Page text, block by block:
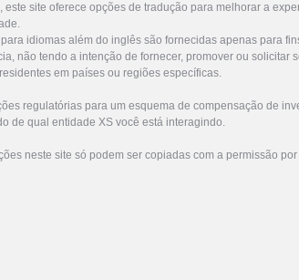
este site oferece opções de tradução para melhorar a
idiomas além do inglês são fornecidas apenas para
não tendo a intenção de fornecer, promover ou solicitar
em países ou regiões específicas.
regulatórias para um esquema de compensação de
de qual entidade XS você está interagindo.
neste site só podem ser copiadas com a permissão